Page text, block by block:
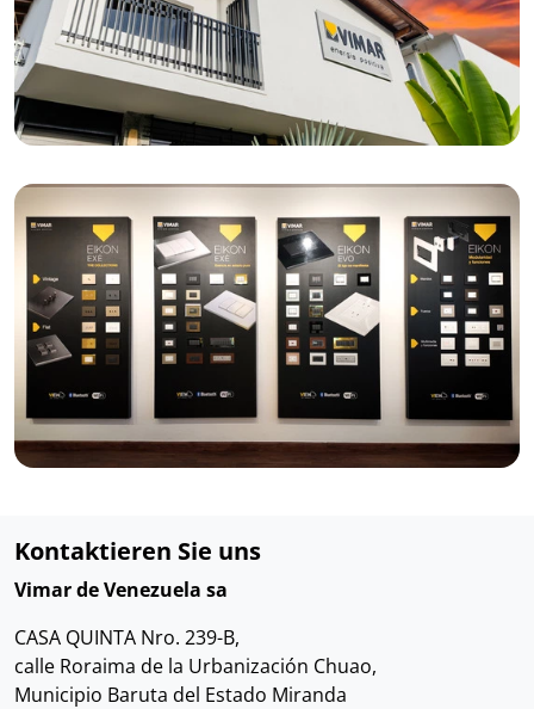
Kontaktieren Sie uns
Vimar de Venezuela sa
CASA QUINTA Nro. 239-B,
calle Roraima de la Urbanización Chuao,
Municipio Baruta del Estado Miranda